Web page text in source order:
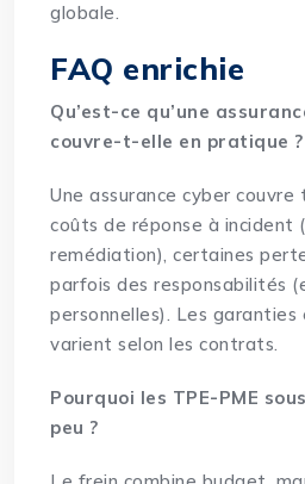
globale.
FAQ enrichie
Qu’est-ce qu’une
couvre-t-elle en pratique ?
Une assurance cyber
coûts de réponse à incident
remédiation), certaines
parfois des responsabilités
personnelles). Les garanties
varient selon les contrats.
Pourquoi les TPE-PME
peu ?